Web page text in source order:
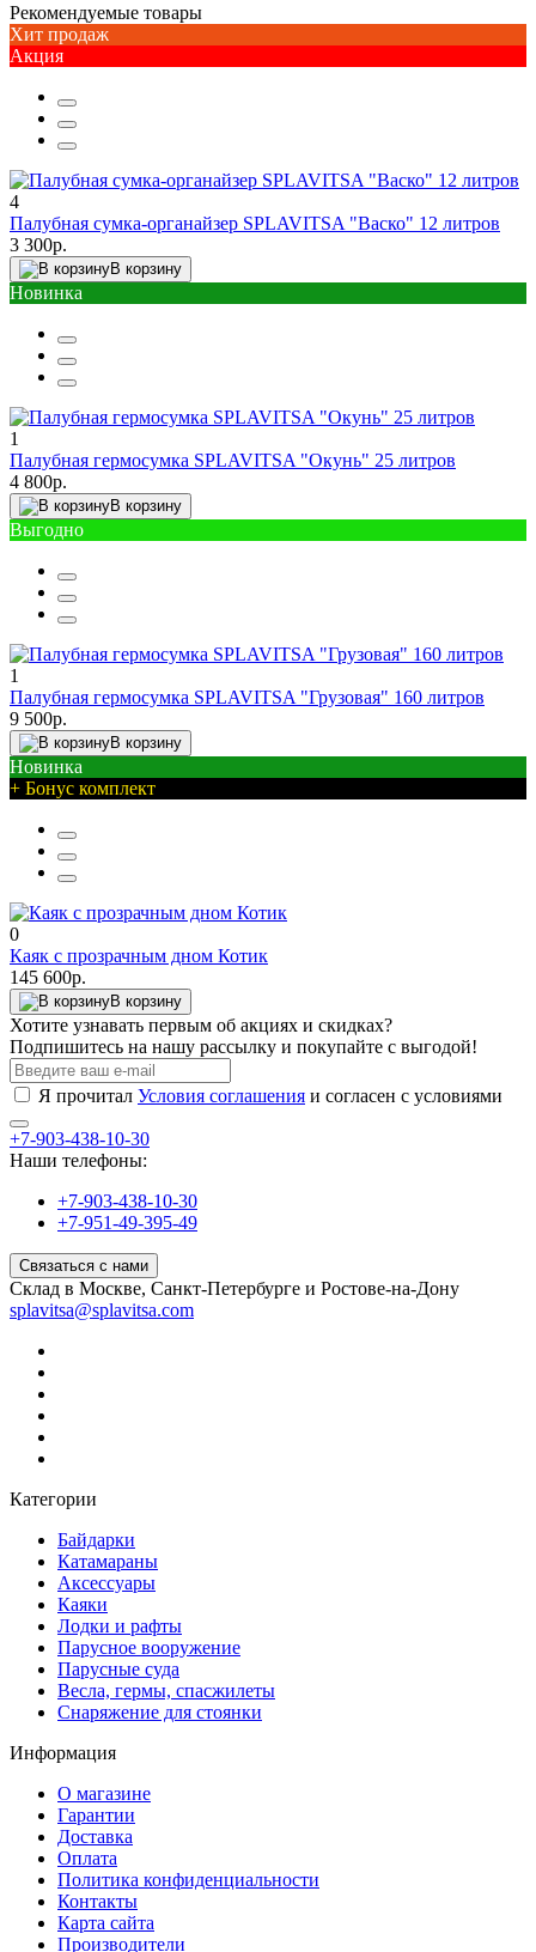
Рекомендуемые товары
Хит продаж
Акция
4
Палубная сумка-органайзер SPLAVITSA "Васко" 12 литров
3 300р.
В корзину
Новинка
1
Палубная гермосумка SPLAVITSA "Окунь" 25 литров
4 800р.
В корзину
Выгодно
1
Палубная гермосумка SPLAVITSA "Грузовая" 160 литров
9 500р.
В корзину
Новинка
+ Бонус комплект
0
Каяк с прозрачным дном Котик
145 600р.
В корзину
Хотите узнавать первым об акциях и скидках?
Подпишитесь на нашу рассылку и покупайте с выгодой!
Я прочитал Условия соглашения и согласен с условиями
+7-903-438-10-30
Наши телефоны:
+7-903-438-10-30
+7-951-49-395-49
Связаться с нами
Склад в Москве, Санкт-Петербурге и Ростове-на-Дону
splavitsa@splavitsa.com
Категории
Байдарки
Катамараны
Аксессуары
Каяки
Лодки и рафты
Парусное вооружение
Парусные суда
Весла, гермы, спасжилеты
Снаряжение для стоянки
Информация
О магазине
Гарантии
Доставка
Оплата
Политика конфиденциальности
Контакты
Карта сайта
Производители